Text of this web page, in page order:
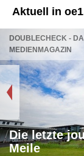
Aktuell in
DOUBLECHECK -
MEDIENMAGAZIN
Die letzte
Meile